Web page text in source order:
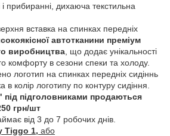
і прибиранні, дихаюча текстильна
вставка на спинках передніх
автотканини преміум
виробництва , що додає унікальності
комфорту в сезони спеки та холоду.
логотип на спинках передніх сидіннь
в колір логотипу по контуру сидіння.
підголовниками продаються
грн/шт
від 3 до 7 робочих днів.
Tiggo 1, або